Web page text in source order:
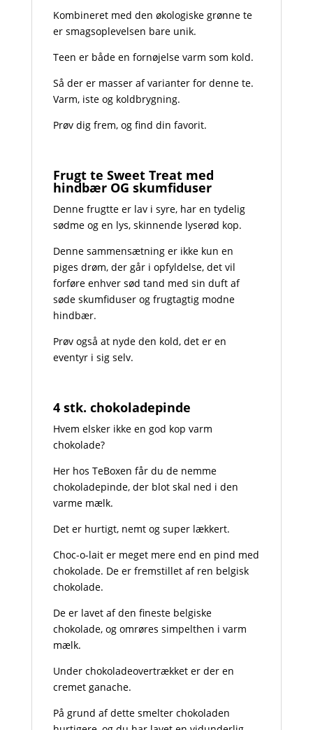
Kombineret med den økologiske grønne te
er smagsoplevelsen bare unik.
Teen er både en fornøjelse varm som kold.
Så der er masser af varianter for denne te.
Varm, iste og koldbrygning.
Prøv dig frem, og find din favorit.
Frugt te Sweet Treat med
hindbær OG skumfiduser
Denne frugtte er lav i syre, har en tydelig
sødme og en lys, skinnende lyserød kop.
Denne sammensætning er ikke kun en
piges drøm, der går i opfyldelse, det vil
forføre enhver sød tand med sin duft af
søde skumfiduser og frugtagtig modne
hindbær.
Prøv også at nyde den kold, det er en
eventyr i sig selv.
4 stk. chokoladepinde
Hvem elsker ikke en god kop varm
chokolade?
Her hos TeBoxen får du de nemme
chokoladepinde, der blot skal ned i den
varme mælk.
Det er hurtigt, nemt og super lækkert.
Choc-o-lait er meget mere end en pind med
chokolade. De er fremstillet af ren belgisk
chokolade.
De er lavet af den fineste belgiske
chokolade, og omrøres simpelthen i varm
mælk.
Under chokoladeovertrækket er der en
cremet ganache.
På grund af dette smelter chokoladen